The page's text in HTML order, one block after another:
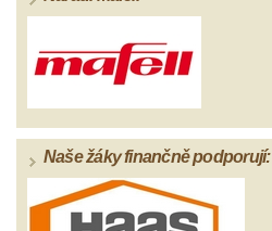
Naše žáky finančně podporují: